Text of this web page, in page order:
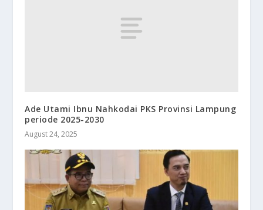
Ade Utami Ibnu Nahkodai PKS Provinsi Lampung
periode 2025-2030
August 24, 2025